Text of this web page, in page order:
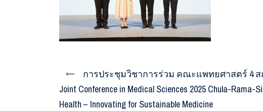
การประชุมวิชาการร่วม คณะแพทยศาสตร์ 4
Joint Conference in Medical Sciences 2025 Chula-Rama-
Health – Innovating for Sustainable Medicine